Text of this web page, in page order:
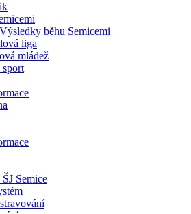
Výsledky běhu Semicemi
liga
mládež
Semice